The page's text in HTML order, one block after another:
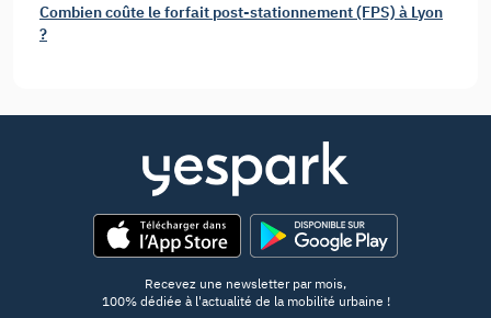
Combien coûte le forfait post-stationnement (FPS) à Lyon
?
Recevez une newsletter par mois,
100% dédiée à l'actualité de la mobilité urbaine !